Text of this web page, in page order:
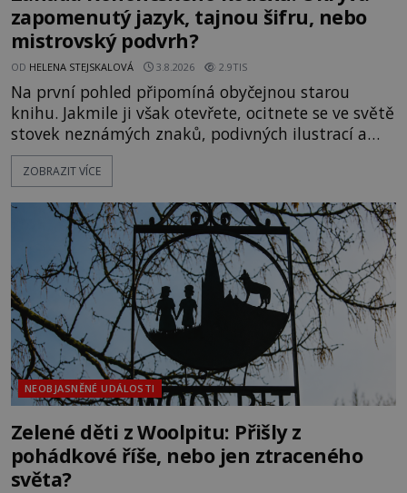
zapomenutý jazyk, tajnou šifru, nebo
mistrovský podvrh?
OD HELENA STEJSKALOVÁ 3.8.2026 2.9TIS
Na první pohled připomíná obyčejnou starou
knihu. Jakmile ji však otevřete, ocitnete se ve světě
stovek neznámých znaků, podivných ilustrací a
textu, který už téměř dvě století vzdoruje všem
pokusům o rozluštění. Rohoncský kodex patří mezi
jistotou neví, kdo jej napsal, kdy vznikl ani co
vlastně vypráví. Rohoncský kodex se poprvé
objevuje v roce
ZOBRAZIT VÍCE
NEOBJASNĚNÉ UDÁLOSTI
Zelené děti z Woolpitu: Přišly z
pohádkové říše, nebo jen ztraceného
světa?